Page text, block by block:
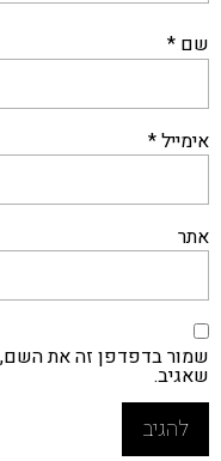
שם *
אימייל*
אתר
שמור בדפדפן זה את
שאגיב.